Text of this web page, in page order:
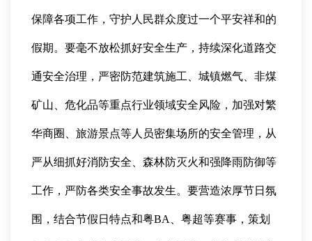
保障各项工作，守护人民群众度过一个平安祥和的
假期。要毫不放松抓好安全生产，持续深化道路交
通安全治理，严密防范建筑施工、城镇燃气、非煤
矿山、危化品等重点行业领域安全风险，加强对繁
华商圈、旅游景点等人员密集场所的安全管理，从
严从细抓好消防安全、森林防灭火和强降雨防御等
工作，严防各类安全事故发生。要营造浓厚节日氛
围，结合节假日特点和粤BA、粤超等赛事，策划